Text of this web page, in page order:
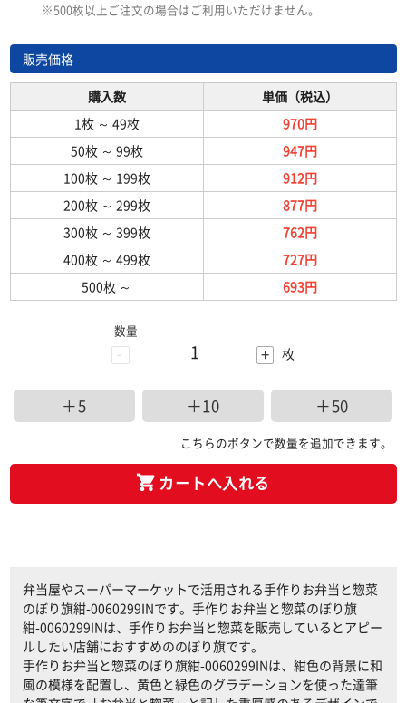
※500枚以上ご注文の場合はご利用いただけません。
販売価格
購入数
単価（税込）
1枚 ～ 49枚
970円
50枚 ～ 99枚
947円
100枚 ～ 199枚
912円
200枚 ～ 299枚
877円
300枚 ～ 399枚
762円
400枚 ～ 499枚
727円
500枚 ～ 693円
-
数量
+ 枚
＋5 ＋10 ＋50
こちらのボタンで数量を追加できます。
カートへ入れる
弁当屋やスーパーマーケットで活用される手作りお弁当と惣菜
のぼり旗紺-0060299INです。手作りお弁当と惣菜のぼり旗
紺-0060299INは、手作りお弁当と惣菜を販売しているとアピー
ルしたい店舗におすすめののぼり旗です。
手作りお弁当と惣菜のぼり旗紺-0060299INは、紺色の背景に和
風の模様を配置し、黄色と緑色のグラデーションを使った達筆